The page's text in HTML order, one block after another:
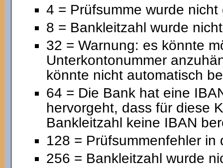
4 = Prüfsumme wurde nicht
8 = Bankleitzahl wurde
32 = Warnung: es könnte
Unterkontonummer
könnte nicht automatisch
64 = Die Bank hat eine
hervorgeht, dass für diese
Bankleitzahl keine IBAN
128 = Prüfsummenfehler in
256 = Bankleitzahl wurde